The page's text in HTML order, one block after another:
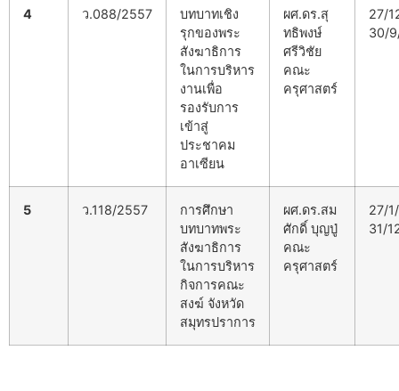
4 ว.088/2557
บทบาทเชิง
รุกของพระ
สังฆาธิการ
ในการบริหาร
งานเพื่อ
รองรับการ
เข้าสู่
ประชาคม
อาเซียน
ผศ.ดร.สุ
ทธิพงษ์
ศรีวิชัย
คณะ
ครุศาสตร์
27/
30/
5 ว.118/2557
การศึกษา
บทบาทพระ
สังฆาธิการ
ในการบริหาร
กิจการคณะ
สงฆ์ จังหวัด
สมุทรปราการ
ผศ.ดร.สม
ศักดิ์ บุญปู่
คณะ
ครุศาสตร์
27/
31/